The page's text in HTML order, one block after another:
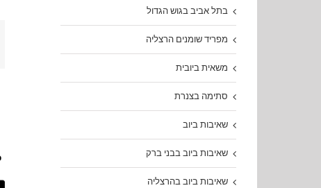
בתל אביב בגוש הגדול
מפריד שומנים הרצליה
משאית ביובית
סתימה בצנרת
שאיבות ביוב
שאיבות ביוב בבני ברק
שאיבות ביוב בהרצליה